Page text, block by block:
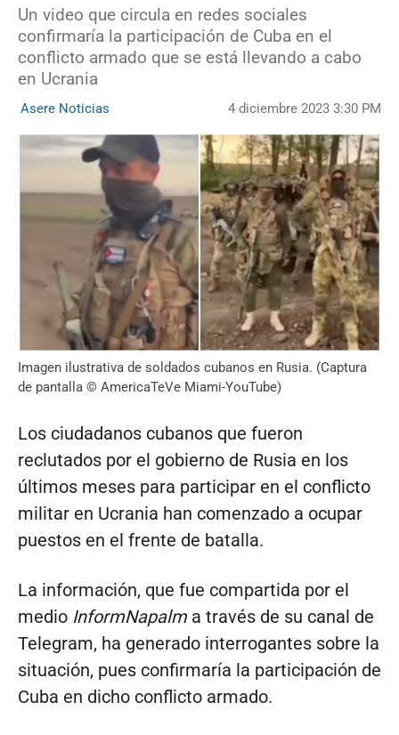
Un video que circula en redes sociales
confirmaría la participación de Cuba en el
conflicto armado que se está llevando a cabo
en Ucrania
Asere Noticias 4 diciembre 2023 3:30 PM
Imagen ilustrativa de soldados cubanos en Rusia. (Captura
de pantalla © AmericaTeVe Miami-YouTube)
Los ciudadanos cubanos que fueron
reclutados por el gobierno de Rusia en los
últimos meses para participar en el conflicto
militar en Ucrania han comenzado a ocupar
puestos en el frente de batalla.
La información, que fue compartida por el
medio InformNapalm a través de su canal de
Telegram, ha generado interrogantes sobre la
situación, pues confirmaría la participación de
Cuba en dicho conflicto armado.